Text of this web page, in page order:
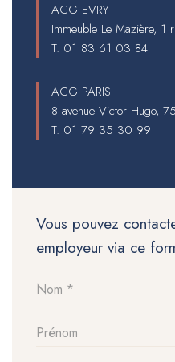
ACG EVRY
Immeuble Le Mazière,
T. 01 83 61 03 84
ACG PARIS
8 avenue Victor Hugo,
T. 01 79 35 30 99
Vous pouvez
employeur via ce